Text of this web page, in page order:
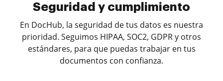
Seguridad y cumplimiento
En DocHub, la seguridad de tus datos es nuestra
prioridad. Seguimos HIPAA, SOC2, GDPR y otros
estándares, para que puedas trabajar en tus
documentos con confianza.